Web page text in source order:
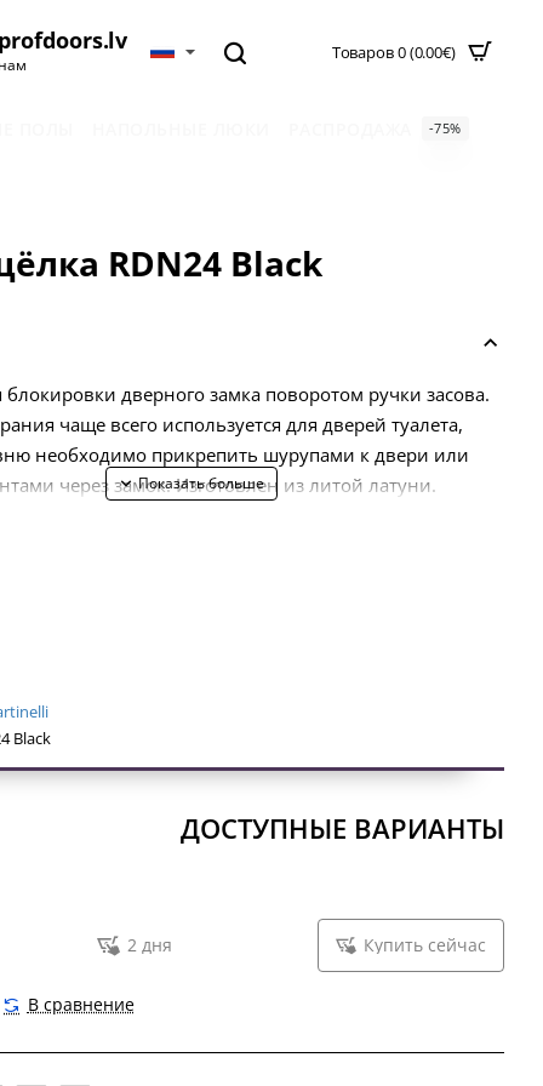
Товаров 0 (0.00€)
-75%
RDN24 Black
дверного замка поворотом ручки засова.
чаще всего используется для дверей туалета,
необходимо прикрепить шурупами к двери или
через замок. Изготовлен из литой латуни.
Black
ДОСТУПНЫЕ ВАРИАНТЫ
2 дня Купить сейчас
В сравнение